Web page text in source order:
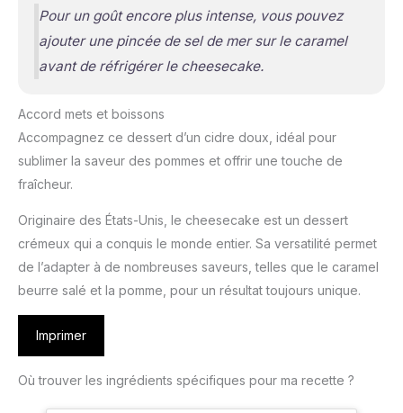
Pour un goût encore plus intense, vous pouvez
ajouter une pincée de sel de mer sur le caramel
avant de réfrigérer le cheesecake.
Accord mets et boissons
Accompagnez ce dessert d’un cidre doux, idéal pour
sublimer la saveur des pommes et offrir une touche de
fraîcheur.
Originaire des États-Unis, le cheesecake est un dessert
crémeux qui a conquis le monde entier. Sa versatilité permet
de l’adapter à de nombreuses saveurs, telles que le caramel
beurre salé et la pomme, pour un résultat toujours unique.
Imprimer
Où trouver les ingrédients spécifiques pour ma recette ?